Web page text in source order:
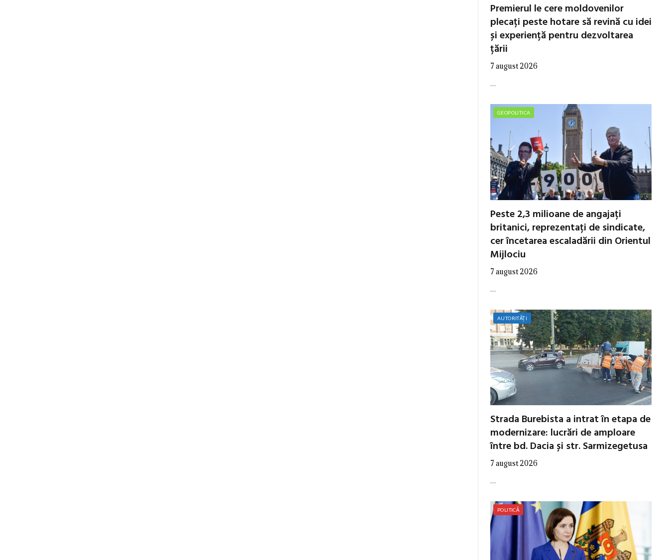
Premierul le cere moldovenilor
plecați peste hotare să revină cu idei
și experiență pentru dezvoltarea
țării
7 august 2026
…
GEOPOLITICA
Peste 2,3 milioane de angajați
britanici, reprezentați de sindicate,
cer încetarea escaladării din Orientul
Mijlociu
7 august 2026
…
AUTORITĂȚI
Strada Burebista a intrat în etapa de
modernizare: lucrări de amploare
între bd. Dacia și str. Sarmizegetusa
7 august 2026
…
POLITICĂ